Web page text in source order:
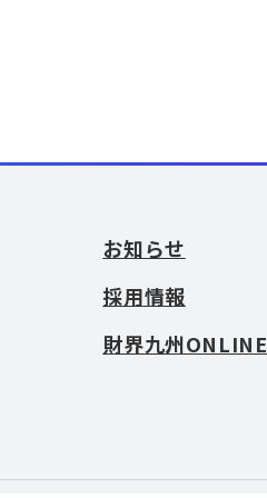
お知らせ
採用情報
財界九州ONLINE